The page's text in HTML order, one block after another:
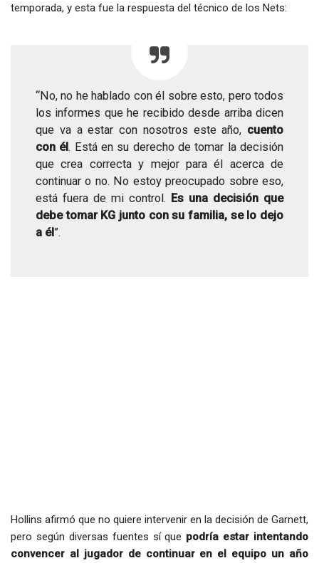
temporada, y esta fue la respuesta del técnico de los Nets:
“No, no he hablado con él sobre esto, pero todos
los informes que he recibido desde arriba dicen
que va a estar con nosotros este año, cuento
con él. Está en su derecho de tomar la decisión
que crea correcta y mejor para él acerca de
continuar o no. No estoy preocupado sobre eso,
está fuera de mi control. Es una decisión que
debe tomar KG junto con su familia, se lo dejo
a él”.
Hollins afirmó que no quiere intervenir en la decisión de Garnett,
pero según diversas fuentes sí que podría estar intentando
convencer al jugador de continuar en el equipo un año